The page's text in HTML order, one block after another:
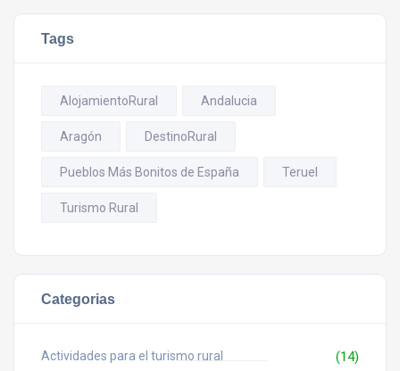
Tags
AlojamientoRural Andalucia
Aragón DestinoRural
Pueblos Más Bonitos de España Teruel
Turismo Rural
Categorias
Actividades para el turismo rural (14)